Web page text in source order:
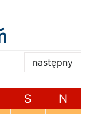
następny
S N